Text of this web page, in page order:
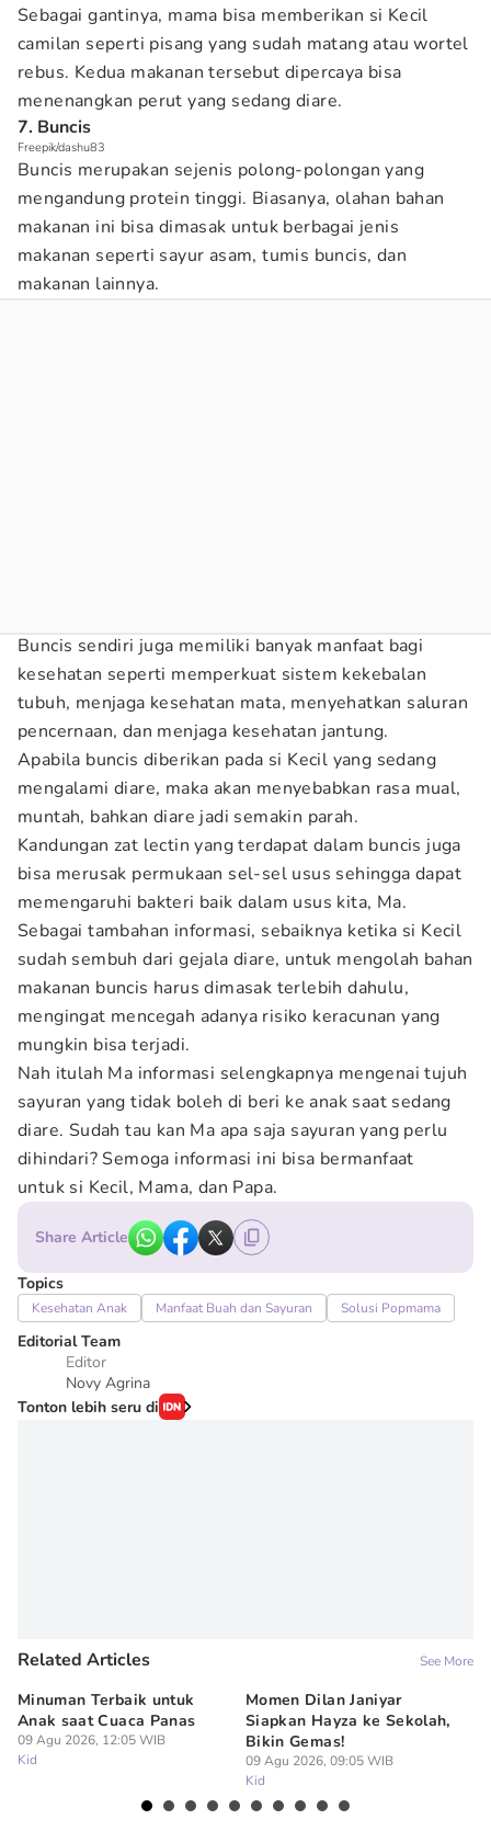
Sebagai gantinya, mama bisa memberikan si Kecil
camilan seperti pisang yang sudah matang atau wortel
rebus. Kedua makanan tersebut dipercaya bisa
menenangkan perut yang sedang diare.
7. Buncis
Freepik/dashu83
Buncis merupakan sejenis polong-polongan yang
mengandung protein tinggi. Biasanya, olahan bahan
makanan ini bisa dimasak untuk berbagai jenis
makanan seperti sayur asam, tumis buncis, dan
makanan lainnya.
Buncis sendiri juga memiliki banyak manfaat bagi
kesehatan seperti memperkuat sistem kekebalan
tubuh, menjaga kesehatan mata, menyehatkan saluran
pencernaan, dan menjaga kesehatan jantung.
Apabila buncis diberikan pada si Kecil yang sedang
mengalami diare, maka akan menyebabkan rasa mual,
muntah, bahkan diare jadi semakin parah.
Kandungan zat lectin yang terdapat dalam buncis juga
bisa merusak permukaan sel-sel usus sehingga dapat
memengaruhi bakteri baik dalam usus kita, Ma.
Sebagai tambahan informasi, sebaiknya ketika si Kecil
sudah sembuh dari gejala diare, untuk mengolah bahan
makanan buncis harus dimasak terlebih dahulu,
mengingat mencegah adanya risiko keracunan yang
mungkin bisa terjadi.
Nah itulah Ma informasi selengkapnya mengenai tujuh
sayuran yang tidak boleh di beri ke anak saat sedang
diare. Sudah tau kan Ma apa saja sayuran yang perlu
dihindari? Semoga informasi ini bisa bermanfaat
untuk si Kecil, Mama, dan Papa.
Share Article
Topics
Kesehatan Anak Manfaat Buah dan Sayuran Solusi Popmama
Editorial Team
Editor
Novy Agrina
Tonton lebih seru di
Related Articles See More
Minuman Terbaik untuk
Anak saat Cuaca Panas
09 Agu 2026, 12:05 WIB
Kid
Momen Dilan Janiyar
Siapkan Hayza ke Sekolah,
Bikin Gemas!
09 Agu 2026, 09:05 WIB
Kid